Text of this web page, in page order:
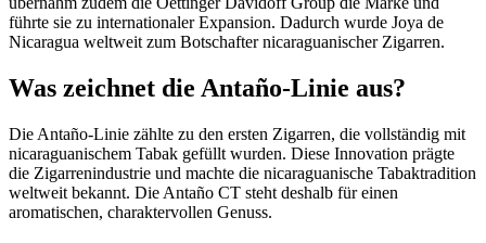
führte sie zu internationaler Expansion. Dadurch wurde Joya de
Nicaragua weltweit zum Botschafter nicaraguanischer Zigarren.
Was zeichnet die Antaño-Linie aus?
Die Antaño-Linie zählte zu den ersten Zigarren, die vollständig mit
nicaraguanischem Tabak gefüllt wurden. Diese Innovation prägte
die Zigarrenindustrie und machte die nicaraguanische Tabaktradition
weltweit bekannt. Die Antaño CT steht deshalb für einen
aromatischen, charaktervollen Genuss.